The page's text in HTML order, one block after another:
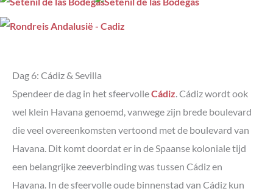
Dag 6: Cádiz & Sevilla
Spendeer de dag in het sfeervolleCádiz . Cádiz wordt ook
wel klein Havana genoemd, vanwege zijn brede boulevard
die veel overeenkomsten vertoond met de boulevard van
Havana. Dit komt doordat er in de Spaanse koloniale tijd
een belangrijke zeeverbinding was tussen Cádiz en
Havana. In de sfeervolle oude binnenstad van Cádiz kun